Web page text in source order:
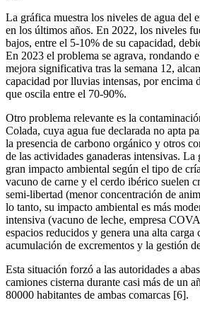
La gráfica muestra los niveles de agua del
en los últimos años. En 2022, los niveles
bajos, entre el 5-10% de su capacidad,
En 2023 el problema se agrava, rondando
mejora significativa tras la semana 12,
capacidad por lluvias intensas, por encima
que oscila entre el 70-90%.
Otro problema relevante es la
Colada, cuya agua fue declarada no apta
la presencia de carbono orgánico y otros
de las actividades ganaderas intensivas. La
gran impacto ambiental según el tipo de
vacuno de carne y el cerdo ibérico suelen
semi-libertad (menor concentración de
lo tanto, su impacto ambiental es más
intensiva (vacuno de leche, empresa
espacios reducidos y genera una alta carga
acumulación de excrementos y la gestión
Esta situación forzó a las autoridades a
camiones cisterna durante casi más de un
80000 habitantes de ambas comarcas [6].